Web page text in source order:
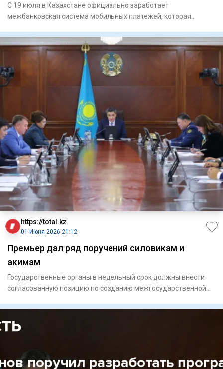
С 19 июля в Казахстане официально заработает
межбанковская система мобильных платежей, которая
https://total.kz
01 Июня 2026 21:12
Премьер дал ряд поручений силовикам и
акимам
Государственные органы в недельный срок должны внести
согласованную позицию по созданию межгосударственной